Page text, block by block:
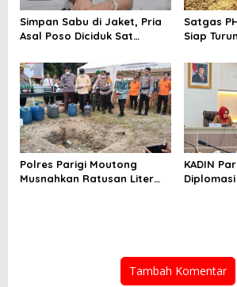
Simpan Sabu di Jaket, Pria
Asal Poso Diciduk Sat
Satgas
Siap
Polres Parigi Moutong
Musnahkan Ratusan Liter
KADIN
Tambah Komentar